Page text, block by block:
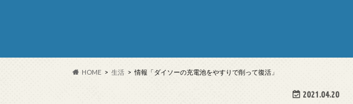
HOME 生活 情報「ダイソーの充電池をやすりで削って復活」
2021.04.20